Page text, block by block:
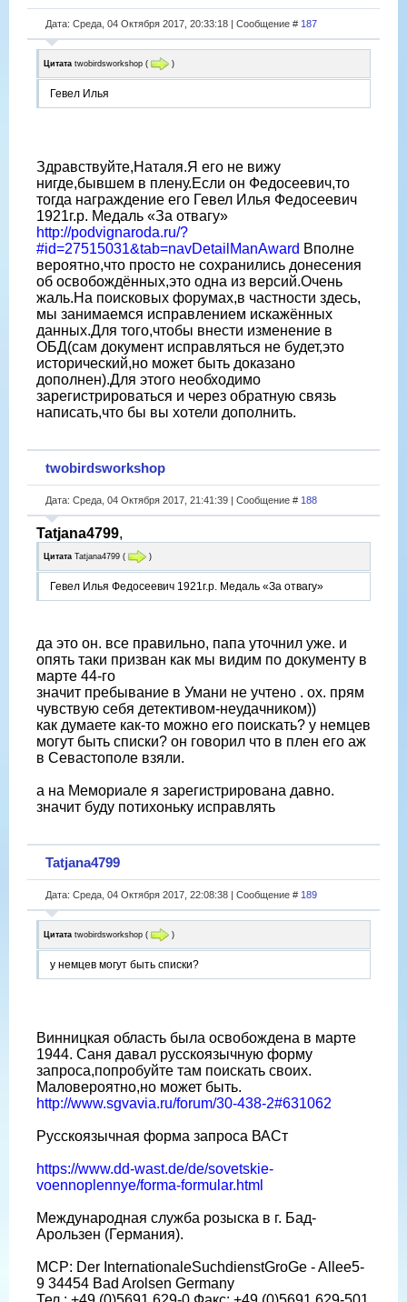
Дата: Среда, 04 Октября 2017, 20:33:18 | Сообщение # 187
Цитата twobirdsworkshop ( )
Гевел Илья
Здравствуйте,Наталя.Я его не вижу
нигде,бывшем в плену.Если он Федосеевич,то
тогда награждение его Гевел Илья Федосеевич
1921г.р. Медаль «За отвагу»
http://podvignaroda.ru/?
#id=27515031&tab=navDetailManAward Вполне
вероятно,что просто не сохранились донесения
об освобождённых,это одна из версий.Очень
жаль.На поисковых форумах,в частности здесь,
мы занимаемся исправлением искажённых
данных.Для того,чтобы внести изменение в
ОБД(сам документ исправляться не будет,это
исторический,но может быть доказано
дополнен).Для этого необходимо
зарегистрироваться и через обратную связь
написать,что бы вы хотели дополнить.
twobirdsworkshop
Дата: Среда, 04 Октября 2017, 21:41:39 | Сообщение # 188
Tatjana4799,
Цитата Tatjana4799 ( )
Гевел Илья Федосеевич 1921г.р. Медаль «За отвагу»
да это он. все правильно, папа уточнил уже. и
опять таки призван как мы видим по документу в
марте 44-го
значит пребывание в Умани не учтено . ох. прям
чувствую себя детективом-неудачником))
как думаете как-то можно его поискать? у немцев
могут быть списки? он говорил что в плен его аж
в Севастополе взяли.
а на Мемориале я зарегистрирована давно.
значит буду потихоньку исправлять
Tatjana4799
Дата: Среда, 04 Октября 2017, 22:08:38 | Сообщение # 189
Цитата twobirdsworkshop ( )
у немцев могут быть списки?
Винницкая область была освобождена в марте
1944. Саня давал русскоязычную форму
запроса,попробуйте там поискать своих.
Маловероятно,но может быть.
http://www.sgvavia.ru/forum/30-438-2#631062
Русскоязычная форма запроса ВАСт
https://www.dd-wast.de/de/sovetskie-
voennoplennye/forma-formular.html
Международная служба розыска в г. Бад-
Арользен (Германия).
МСР: Der InternationaleSuchdienstGroGe - Allee5-
9 34454 Bad Arolsen Germany